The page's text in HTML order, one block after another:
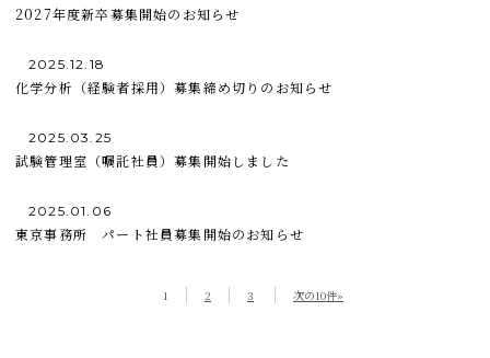
2027年度新卒募集開始のお知らせ
2025.12.18
化学分析（経験者採用）募集締め切りのお知らせ
2025.03.25
試験管理室（嘱託社員）募集開始しました
2025.01.06
東京事務所 パート社員募集開始のお知らせ
1 2 3 次の10件»